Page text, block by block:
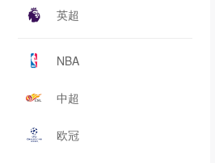
英超
NBA
中超
欧冠